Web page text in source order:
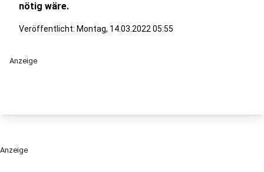
nötig wäre.
Veröffentlicht: Montag, 14.03.2022 05:55
Anzeige
Anzeige